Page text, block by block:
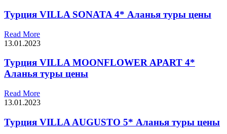
Турция VILLA SONATA 4* Аланья туры цены
Read More
13.01.2023
Турция VILLA MOONFLOWER APART 4*
Аланья туры цены
Read More
13.01.2023
Турция VILLA AUGUSTO 5* Аланья туры цены